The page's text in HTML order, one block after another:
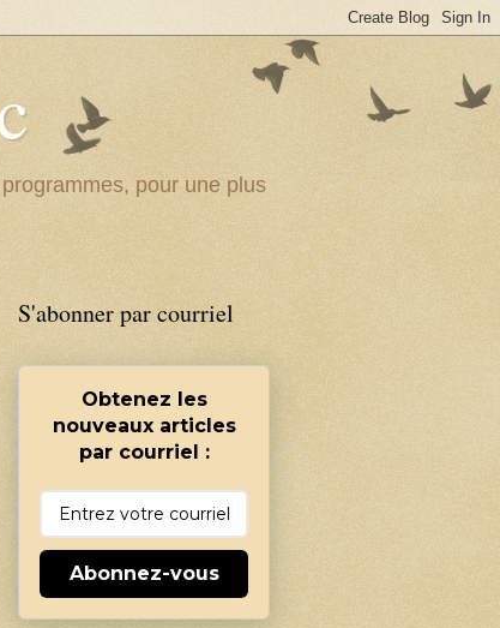
pour une plus
S'abonner par courriel
Obtenez les
nouveaux articles
par courriel :
Abonnez-vous